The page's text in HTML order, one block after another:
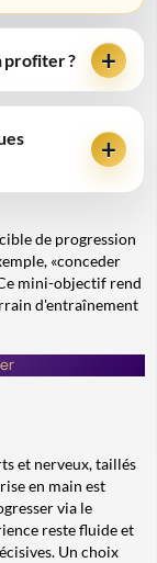
profiter ?
de progression
«conceder
mini-objectif rend
d'entraînement
et nerveux, taillés
en main est
via le
reste fluide et
Un choix